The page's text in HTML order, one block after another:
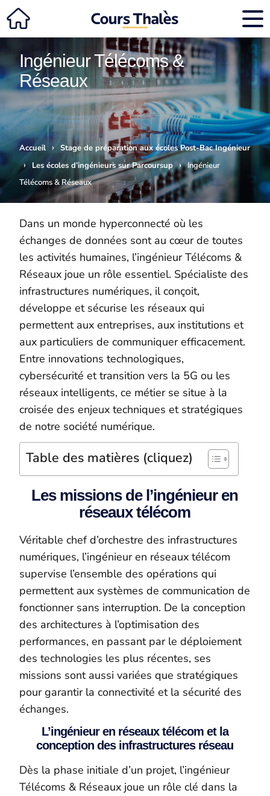
Ingénieur Télécoms &
Réseaux
Accueil › Stage de préparation aux écoles Post-Bac Ingénieur
› Les écoles d’ingénieurs sur Parcoursup › Ingénieur
Télécoms & Réseaux
Dans un monde hyperconnecté où les
échanges de données sont au cœur de toutes
les activités humaines, l’ingénieur Télécoms &
Réseaux joue un rôle essentiel. Spécialiste des
infrastructures numériques, il conçoit,
développe et sécurise les réseaux qui
permettent aux entreprises, aux institutions et
aux particuliers de communiquer efficacement.
Entre innovations technologiques,
cybersécurité et transition vers la 5G ou les
réseaux intelligents, ce métier se situe à la
croisée des enjeux techniques et stratégiques
de notre société numérique.
Table des matières (cliquez)
Les missions de l’ingénieur en
réseaux télécom
Véritable chef d’orchestre des infrastructures
numériques, l’ingénieur en réseaux télécom
supervise l’ensemble des opérations qui
permettent aux systèmes de communication de
fonctionner sans interruption. De la conception
des architectures à l’optimisation des
performances, en passant par le déploiement
des technologies les plus récentes, ses
missions sont aussi variées que stratégiques
pour garantir la connectivité et la sécurité des
échanges.
L’ingénieur en réseaux télécom et la
conception des infrastructures réseau
Dès la phase initiale d’un projet, l’ingénieur
Télécoms & Réseaux joue un rôle clé dans la